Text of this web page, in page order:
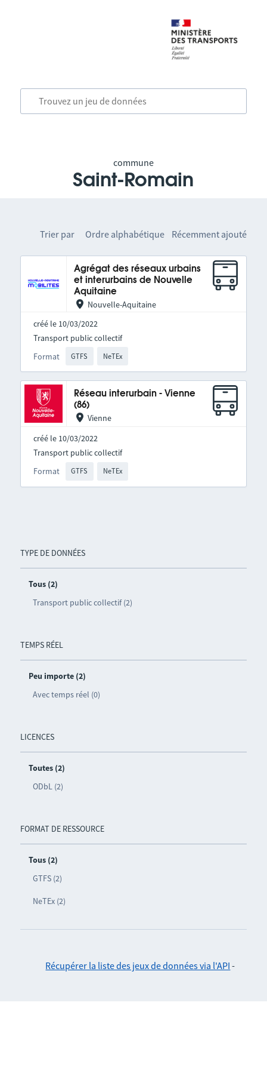
commune
Saint-Romain
TYPE DE DONNÉES
Tous (2)
Transport public collectif (2)
TEMPS RÉEL
Peu importe (2)
Avec temps réel (0)
LICENCES
Toutes (2)
ODbL (2)
FORMAT DE RESSOURCE
Tous (2)
GTFS (2)
NeTEx (2)
Trier par Ordre alphabétique Récemment ajouté
Agrégat des réseaux urbains
et interurbains de Nouvelle
Aquitaine
Nouvelle-Aquitaine
créé le 10/03/2022
Format GTFS NeTEx
Transport public collectif
Réseau interurbain - Vienne
(86)
Vienne
créé le 10/03/2022
Format GTFS NeTEx
Transport public collectif
Récupérer la liste des jeux de données via l'API -